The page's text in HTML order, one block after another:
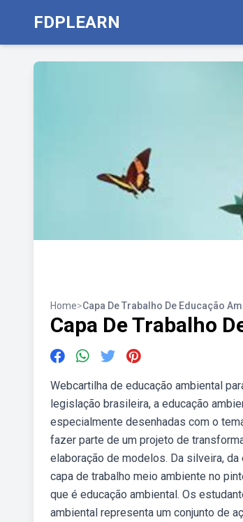
FDPLEARN
Home>Capa De Trabalho De Educação
Capa De Trabalho
Webcartilha de educação ambiental
legislação brasileira, a educação
especialmente desenhadas com o
fazer parte de um projeto de
elaboração de modelos. Da silveira,
capa de trabalho meio ambiente no
que é educação ambiental. Os
ambiental representa um conjunto de